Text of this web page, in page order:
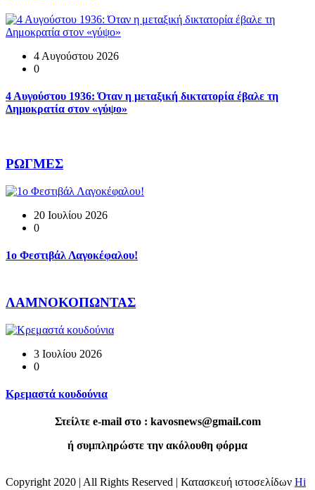
4 Αυγούστου 2026
0
4 Αυγούστου 1936: Όταν η μεταξική δικτατορία έβαλε τη
Δημοκρατία στον «γύψο»
ΡΩΓΜΕΣ
20 Ιουλίου 2026
0
1o Φεστιβάλ Λαγοκέφαλου!
ΛΑΜΝΟΚΟΠΩΝΤΑΣ
3 Ιουλίου 2026
0
Κρεμαστά κουδούνια
Στείλτε e-mail στο : kavosnews@gmail.com
ή συμπληρώστε την ακόλουθη φόρμα
Copyright 2020 | All Rights Reserved | Κατασκευή ιστοσελίδων Hi